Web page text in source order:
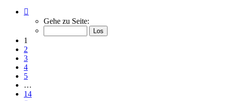
von
Gehe zu Seite:
1
2
3
4
5
…
14